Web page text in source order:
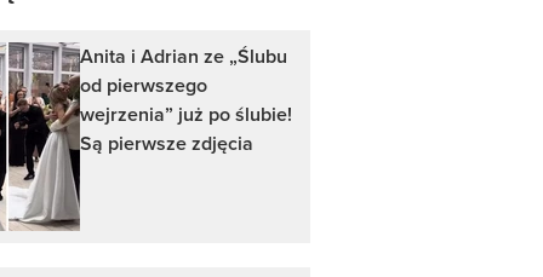
Anita i Adrian ze „Ślubu
od pierwszego
wejrzenia” już po ślubie!
Są pierwsze zdjęcia